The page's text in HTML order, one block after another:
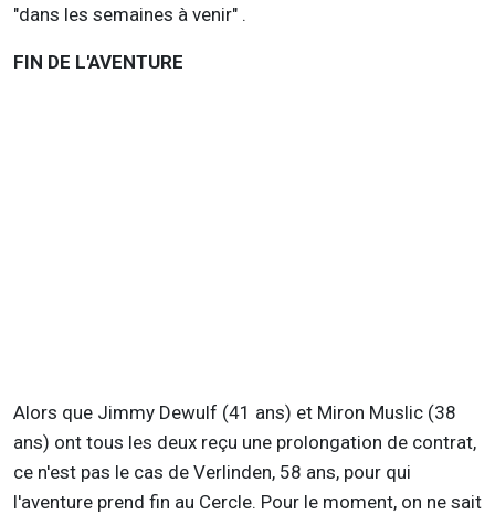
"dans les semaines à venir" .
FIN DE L'AVENTURE
Alors que Jimmy Dewulf (41 ans) et Miron Muslic (38
ans) ont tous les deux reçu une prolongation de contrat,
ce n'est pas le cas de Verlinden, 58 ans, pour qui
l'aventure prend fin au Cercle. Pour le moment, on ne sait